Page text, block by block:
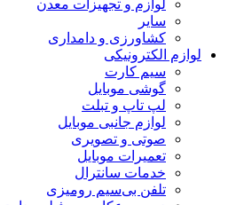
لوازم و تجهیزات معدن
سایر
کشاورزی و دامداری
لوازم الکترونیکی
سیم کارت
گوشی موبایل
لپ تاپ و تبلت
لوازم جانبی موبایل
صوتی و تصویری
تعمیرات موبایل
خدمات سانترال
تلفن بی‌سیم رومیزی